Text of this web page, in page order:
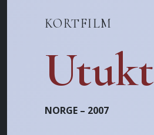
KORTFILM
Utukt
NORGE – 2007